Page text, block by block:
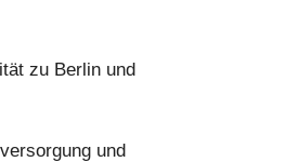
zu Berlin und
und